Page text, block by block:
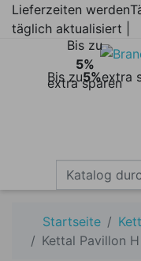
Lieferzeiten werden
täglich aktualisiert |
Bis zu5%extra
Bis zu
5%
extra sparen
Startseite
Kettal Pavillon